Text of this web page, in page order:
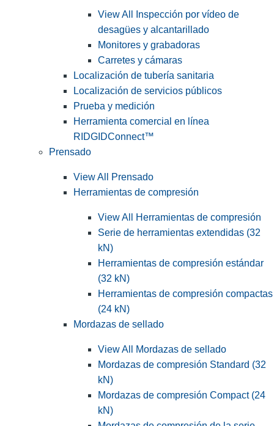
View All Inspección por vídeo de
desagües y alcantarillado
Monitores y grabadoras
Carretes y cámaras
Localización de tubería sanitaria
Localización de servicios públicos
Prueba y medición
Herramienta comercial en línea
RIDGIDConnect™
Prensado
View All Prensado
Herramientas de compresión
View All Herramientas de compresión
Serie de herramientas extendidas (32
kN)
Herramientas de compresión estándar
(32 kN)
Herramientas de compresión compactas
(24 kN)
Mordazas de sellado
View All Mordazas de sellado
Mordazas de compresión Standard (32
kN)
Mordazas de compresión Compact (24
kN)